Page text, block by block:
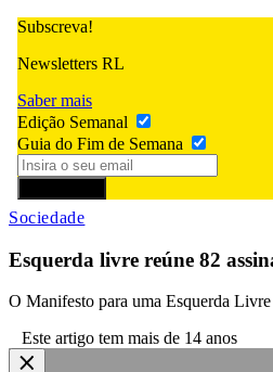
Subscreva!
Newsletters RL
Saber mais
Edição Semanal
Guia do Fim de Semana
Sociedade
Esquerda livre reúne 82
O Manifesto para uma Esquerda
Este artigo tem mais de 14 anos